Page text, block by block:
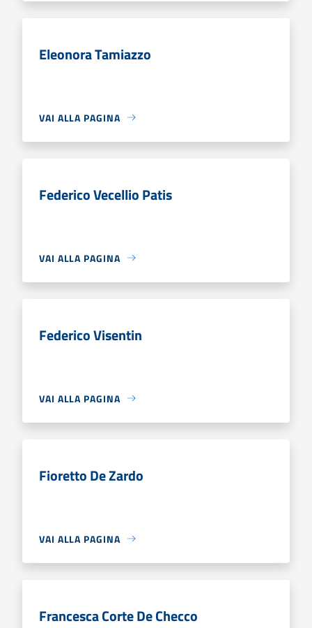
Eleonora Tamiazzo
VAI ALLA PAGINA
Federico Vecellio Patis
VAI ALLA PAGINA
Federico Visentin
VAI ALLA PAGINA
Fioretto De Zardo
VAI ALLA PAGINA
Francesca Corte De Checco